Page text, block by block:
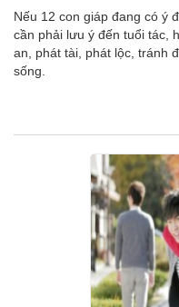
Nếu 12 con giáp đang có ý
cần phải lưu ý đến tuổi tác,
an, phát tài, phát lộc, tránh
sống.